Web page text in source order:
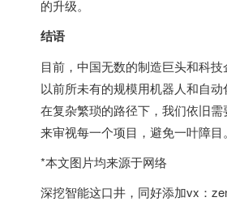
的升级。
结语
目前，中国无数的制造巨头和科
以前所未有的规模用机器人和自动
在复杂繁琐的路径下，我们依旧
来审视每一个项目，避免一叶障目。
*本文图片均来源于网络
深挖智能这口井，同好添加vx：